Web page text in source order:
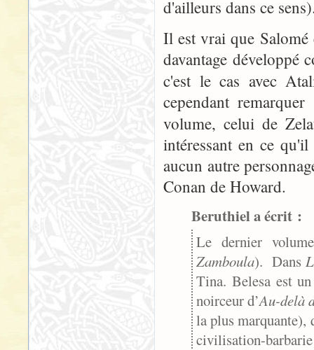
d'ailleurs dans ce
Il est vrai que Salomé
davantage développé
c'est le cas avec
cependant
volume, celui de
intéressant en ce
aucun autre
Conan de Howard.
Beruthiel a écrit :
Le dernier
Zamboula). Dans
Tina. Belesa est
noirceur d’Au-delà
la plus marquante),
civilisation-